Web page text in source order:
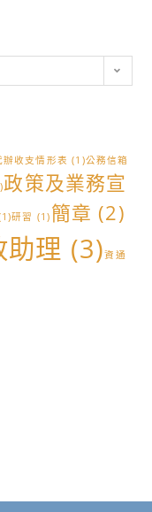
辦收支情形表 (1)公務信箱
政策及業務宣
研習 (1) 簡章 (2)
助理 (3)資通